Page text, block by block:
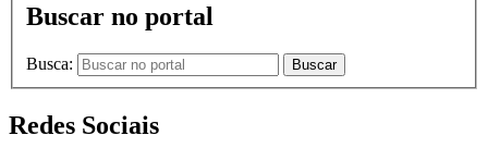
Buscar no portal
Busca: Buscar
Redes Sociais